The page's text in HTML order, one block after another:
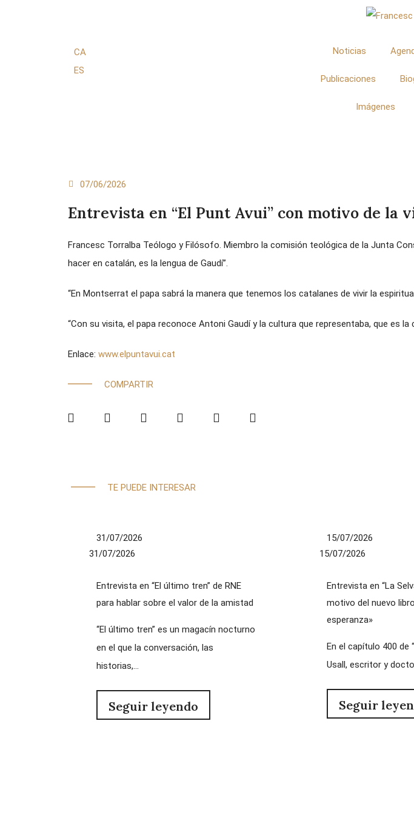
CA
ES
Noticias
Publicaciones
Imágenes
07/06/2026
Entrevista en “El Punt Avui” con motivo de la
Francesc Torralba Teólogo y Filósofo. Miembro la comisión teológica de la Junta
hacer en catalán, es la lengua de Gaudí”.
“En Montserrat el papa sabrá la manera que tenemos los catalanes de vivir la
“Con su visita, el papa reconoce Antoni Gaudí y la cultura que representaba, que es la
Enlace: www.elpuntavui.cat
COMPARTIR
TE PUEDE INTERESAR
31/07/2026
31/07/2026
Entrevista en “El último tren” de RNE
para hablar sobre el valor de la amistad
“El último tren” es un magacín nocturno
en el que la conversación, las
historias,...
Seguir leyendo
15/07/2026
15/07/2026
Entrevista en “La
motivo del nuevo
esperanza»
En el capítulo 400 de
Usall, escritor y
Seguir